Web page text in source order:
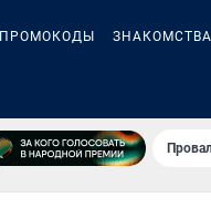
ПРОМОКОДЫ ЗНАКОМСТВА